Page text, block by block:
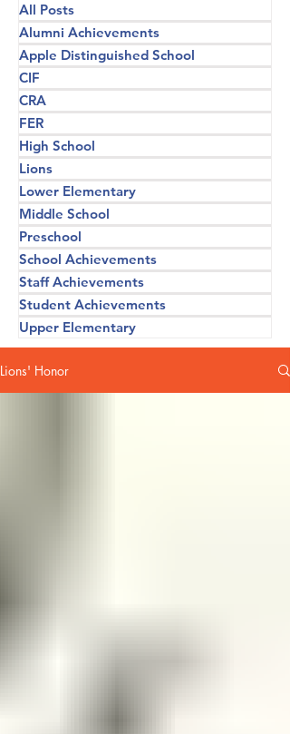
All Posts
Alumni Achievements
Apple Distinguished School
CIF
CRA
FER
High School
Lions
Lower Elementary
Middle School
Preschool
School Achievements
Staff Achievements
Student Achievements
Upper Elementary
Lions' Honor